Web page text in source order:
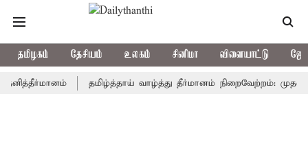
தமிழகம் தேசியம் உலகம் சினிமா விளையாட்டு
தமிழ்த்தாய் வாழ்த்து தீர்மானம் நிறைவேற்றம்: முதல்-